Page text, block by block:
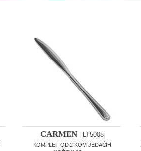
CARMEN LT5008
KOMPLET OD 2 KOM JEDAĆIH